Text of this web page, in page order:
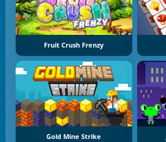
Fruit Crush Frenzy
Gold Mine Strike